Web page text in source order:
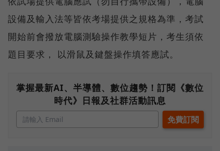
設備及輸入法等皆依考場提供之規格為準，考試
開始前會撥放電腦測驗操作教學短片，考生須依
題目要求， 以滑鼠及鍵盤操作填答應試。
掌握最新AI、半導體、數位趨勢！訂閱《數位
時代》日報及社群活動訊息